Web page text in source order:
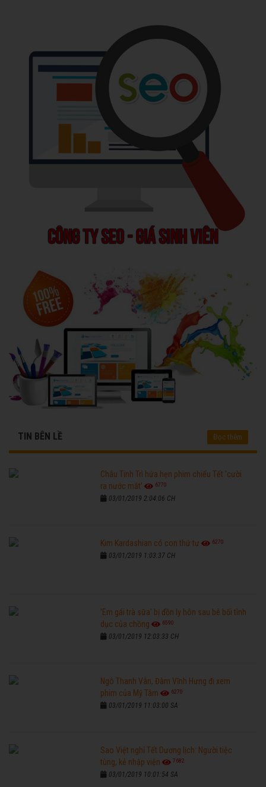
TIN BÊN LỀ Đọc thêm
Châu Tinh Trì hứa hẹn phim chiếu Tết 'cười
ra nước mắt'
6770
03/01/2019 2:04:06 CH
Kim Kardashian có con thứ tư 6270
03/01/2019 1:03:37 CH
'Em gái trà sữa' bị đồn ly hôn sau bê bối tình
dục của chồng
6590
03/01/2019 12:03:33 CH
Ngô Thanh Vân, Đàm Vĩnh Hưng đi xem
phim của Mỹ Tâm
6270
03/01/2019 11:03:00 SA
Sao Việt nghỉ Tết Dương lịch: Người tiệc
tùng, kẻ nhập viện
7682
03/01/2019 10:01:54 SA